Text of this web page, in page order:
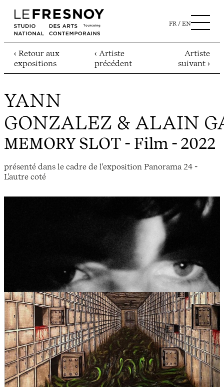
FR EN
‹ Retour aux
expositions
‹ Artiste
précédent
Artiste
suivant ›
YANN
GONZALEZ & ALAIN
MEMORY SLOT - Film - 2022
présenté dans le cadre de l'exposition Panorama 24 -
L'autre coté